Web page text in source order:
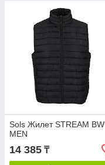
Sols Жилет STREAM BW
MEN
14 385 ₸